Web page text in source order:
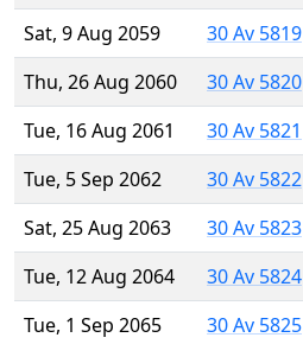
Sat, 9 Aug 2059
30 Av 5819
Thu, 26 Aug 2060
30 Av 5820
Tue, 16 Aug 2061
30 Av 5821
Tue, 5 Sep 2062
30 Av 5822
Sat, 25 Aug 2063
30 Av 5823
Tue, 12 Aug 2064
30 Av 5824
Tue, 1 Sep 2065
30 Av 5825